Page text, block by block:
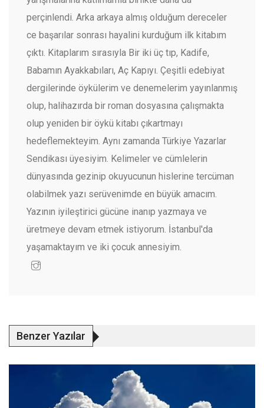
perçinlendi. Arka arkaya almış olduğum dereceler
ce başarılar sonrası hayalini kurduğum ilk kitabım
çıktı. Kitaplarım sırasıyla Bir iki üç tıp, Kadife,
Babamın Ayakkabıları, Aç Kapıyı. Çeşitli edebiyat
dergilerinde öykülerim ve denemelerim yayınlanmış
olup, halihazırda bir roman dosyasına çalışmakta
olup yeniden bir öykü kitabı çıkartmayı
hedeflemekteyim. Aynı zamanda Türkiye Yazarlar
Sendikası üyesiyim. Kelimeler ve cümlelerin
dünyasında gezinip okuyucunun hislerine tercüman
olabilmek yazı serüvenimde en büyük amacım.
Yazının iyileştirici gücüne inanıp yazmaya ve
üretmeye devam etmek istiyorum. İstanbul'da
yaşamaktayım ve iki çocuk annesiyim.
Benzer Yazılar